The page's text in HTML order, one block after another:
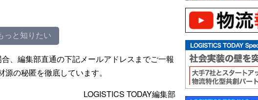
っと知りたい
、編集部直通の下記メールアドレスまでご一報
の秘匿を徹底しています。
LOGISTICS TODAY編集部